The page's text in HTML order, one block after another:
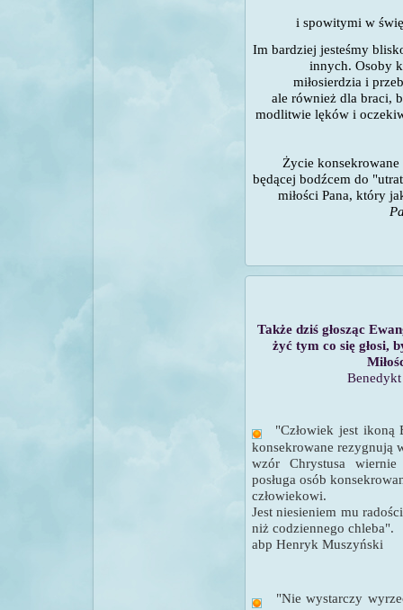
i spowitymi w
Im bardziej jesteśmy
innych. Osoby
miłosierdzia i
ale również dla braci,
modlitwie lęków i
Życie
będącej bodźcem do
miłości Pana, który
Także dziś głosząc
żyć tym co się głosi,
"Człowiek jest ikoną
konsekrowane rezygnują
wzór Chrystusa
posługa osób
człowiekowi.
Jest niesieniem mu
niż codziennego chleba".
abp Henryk Muszyński
"Nie wystarczy